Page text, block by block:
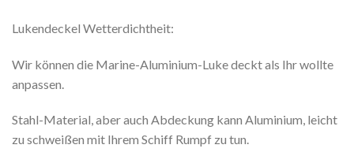
Lukendeckel Wetterdichtheit:
Wir können die Marine-Aluminium-Luke deckt als Ihr wollte
anpassen.
Stahl-Material, aber auch Abdeckung kann Aluminium, leicht
zu schweißen mit Ihrem Schiff Rumpf zu tun.